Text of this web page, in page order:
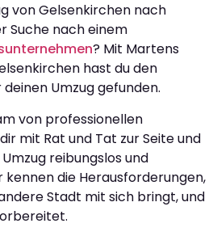
von Gelsenkirchen nach
Suche nach einem
? Mit Martens
hast du den
Umzug gefunden.
von professionellen
mit Rat und Tat zur Seite und
reibungslos und
die Herausforderungen,
Stadt mit sich bringt, und